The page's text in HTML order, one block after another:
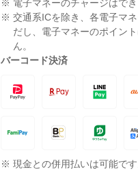
※ 電子マネーのチャージはでき
※ 交通系ICを除き、各電子マ
だし、電子マネーのポイン
ん。
バーコード決済
※ 現金との併用払いは可能です